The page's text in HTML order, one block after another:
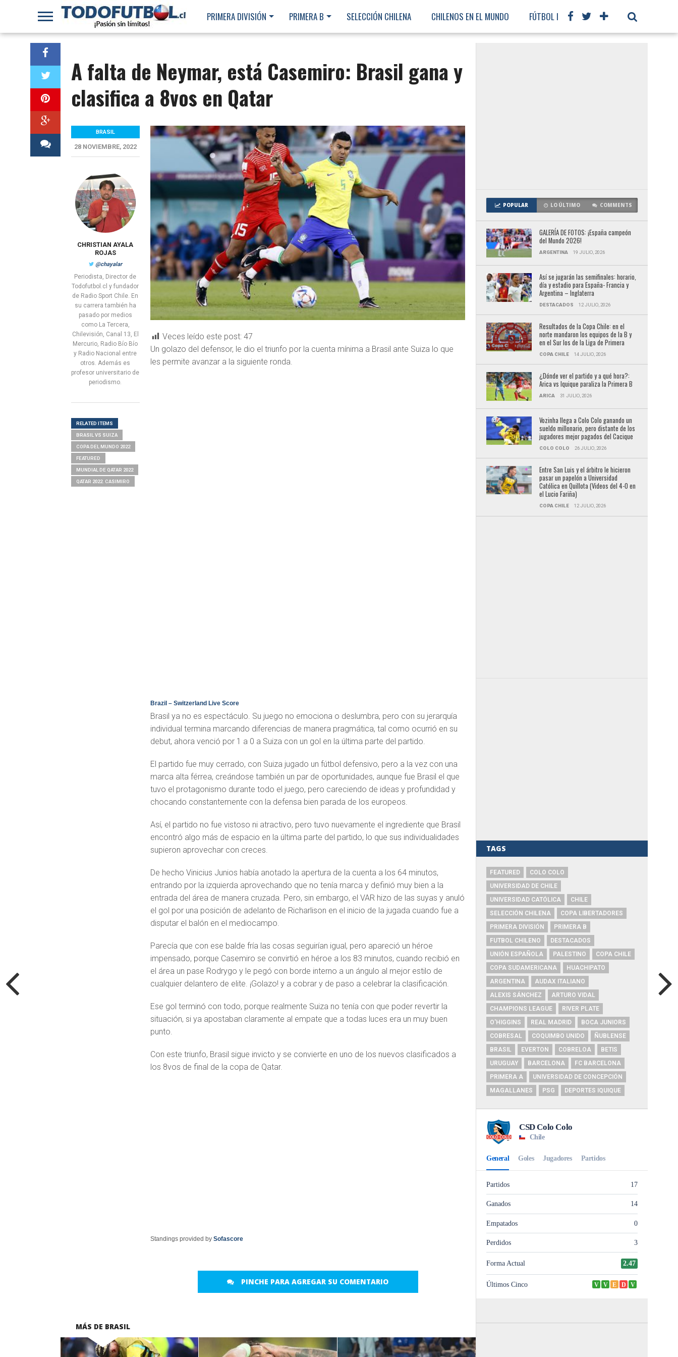
PRIMERA DIVISIÓN PRIMERA B SELECCIÓN CHILENA CHILENOS EN EL MUNDO FÚTBOL INTERNACIONAL
A falta de Neymar, está Casemiro: Brasil gana y
clasifica a 8vos en Qatar
Veces leído este post: 47
Un golazo del defensor, le dio el triunfo por la cuenta mínima a Brasil ante Suiza lo que
les permite avanzar a la siguiente ronda.
Brazil – Switzerland Live Score
Brasil ya no es espectáculo. Su juego no emociona o deslumbra, pero con su jerarquía
individual termina marcando diferencias de manera pragmática, tal como ocurrió en su
debut, ahora venció por 1 a 0 a Suiza con un gol en la última parte del partido.
El partido fue muy cerrado, con Suiza jugado un fútbol defensivo, pero a la vez con una
marca alta férrea, creándose también un par de oportunidades, aunque fue Brasil el que
tuvo el protagonismo durante todo el juego, pero careciendo de ideas y profundidad y
chocando constantemente con la defensa bien parada de los europeos.
Así, el partido no fue vistoso ni atractivo, pero tuvo nuevamente el ingrediente que Brasil
encontró algo más de espacio en la última parte del partido, lo que sus individualidades
supieron aprovechar con creces.
De hecho Vinicius Junios había anotado la apertura de la cuenta a los 64 minutos,
entrando por la izquierda aprovechando que no tenía marca y definió muy bien a la
entrada del área de manera cruzada. Pero, sin embargo, el VAR hizo de las suyas y anuló
el gol por una posición de adelanto de Richarlison en el inicio de la jugada cuando fue a
disputar el balón en el mediocampo.
Parecía que con ese balde fría las cosas seguirían igual, pero apareció un héroe
impensado, porque Casemiro se convirtió en héroe a los 83 minutos, cuando recibió en
el área un pase Rodrygo y le pegó con borde interno a un ángulo al mejor estilo de
cualquier delantero de elite. ¡Golazo! y a cobrar y de paso a celebrar la clasificación.
Ese gol terminó con todo, porque realmente Suiza no tenía con que poder revertir la
situación, si ya apostaban claramente al empate que a todas luces era un muy buen
punto.
Con este triunfo, Brasil sigue invicto y se convierte en uno de los nuevos clasificados a
los 8vos de final de la copa de Qatar.
Standings provided bySofascore
PINCHE PARA AGREGAR SU COMENTARIO
BRASIL
28 NOVIEMBRE, 2022
CHRISTIAN AYALA
ROJAS
@chayalar
Periodista, Director de
Todofutbol.cl y fundador
de Radio Sport Chile. En
su carrera también ha
pasado por medios
como La Tercera,
Chilevisión, Canal 13, El
Mercurio, Radio Bío Bío
y Radio Nacional entre
otros. Además es
profesor universitario de
periodismo.
RELATED ITEMS
BRASIL VS SUIZA
COPA DEL MUNDO 2022
FEATURED
MUNDIAL DE QATAR 2022
QATAR 2022. CASIMIRO
MÁS DE BRASIL
POPULAR LO ÚLTIMO COMMENTS
GALERÍA DE FOTOS: ¡España campeón
del Mundo 2026!
ARGENTINA 19 JULIO, 2026
Así se jugarán las semifinales: horario,
día y estadio para España- Francia y
Argentina – Inglaterra
DESTACADOS 12 JULIO, 2026
Resultados de la Copa Chile: en el
norte mandaron los equipos de la B y
en el Sur los de la Liga de Primera
COPA CHILE 14 JULIO, 2026
¿Dónde ver el partido y a qué hora?:
Arica vs Iquique paraliza la Primera B
ARICA 31 JULIO, 2026
Vozinha llega a Colo Colo ganando un
sueldo millonario, pero distante de los
jugadores mejor pagados del Cacique
COLO COLO 26 JULIO, 2026
Entre San Luis y el árbitro le hicieron
pasar un papelón a Universidad
Católica en Quillota (Videos del 4-0 en
el Lucio Fariña)
COPA CHILE 12 JULIO, 2026
TAGS
FEATURED
COLO COLO
UNIVERSIDAD DE CHILE
UNIVERSIDAD CATÓLICA
CHILE
SELECCIÓN CHILENA
COPA LIBERTADORES
PRIMERA DIVISIÓN
PRIMERA B
FUTBOL CHILENO
DESTACADOS
UNIÓN ESPAÑOLA
PALESTINO
COPA CHILE
COPA SUDAMERICANA
HUACHIPATO
ARGENTINA
AUDAX ITALIANO
ALEXIS SÁNCHEZ
ARTURO VIDAL
CHAMPIONS LEAGUE
RIVER PLATE
O'HIGGINS
REAL MADRID
BOCA JUNIORS
COBRESAL
COQUIMBO UNIDO
ÑUBLENSE
BRASIL
EVERTON COBRELOA
BETIS
URUGUAY
BARCELONA
FC BARCELONA
PRIMERA A
UNIVERSIDAD DE CONCEPCIÓN
MAGALLANES
PSG DEPORTES IQUIQUE